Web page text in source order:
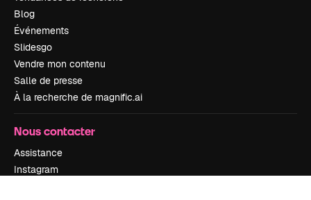
Blog
Événements
Slidesgo
Vendre mon contenu
Salle de presse
À la recherche de magnific.ai
Nous contacter
Assistance
Instagram